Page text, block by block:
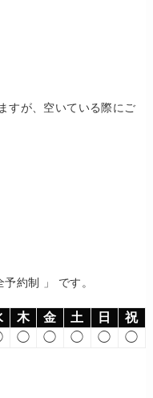
すが、空いている際にご
約制 」 です。
木 金 土 日
祝
◯ ◯ ◯ ◯ ◯